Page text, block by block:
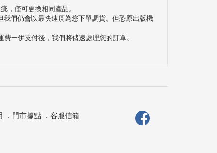
，僅可更換相同產品。
們仍會以最快速度為您下單調貨。但恐原出版機
一併支付後，我們將儘速處理您的訂單。
． 門市據點． 客服信箱